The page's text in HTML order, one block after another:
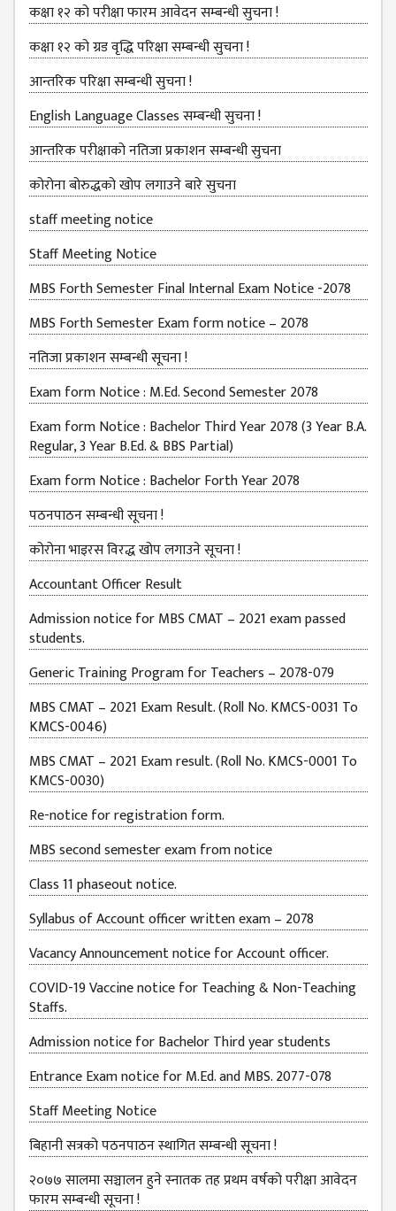
SEMESTERS
MBS SECOND
SEMESTERS
MBS THIRD
SEMESTERS
MBS FOURTH
SEMESTERS
DOWNLOAD
PROJECTED FOR
STUDENTS
CLASS ROUTINE
EXAM ROUTINE
ADMISSION
FORMS
EXAMINATION
FORMS
QUESTIONNAIRE
SCHOLARSHIP
GUIDELINES
OTHERS FORM
DETAILS
KMC OFFICIAL
REPORTS
ENROLLMENT
TREND
ANALYSES
KMC
GRADUATED
STUDENT
ENROLLMENT
BUDGETS
EMIS 2082-83
DOCUMENTS
NEWS &
EVENT
KMC
EVENT
CALENDAR
KMC
ACADEMIC
CALENDAR
CAREERS
COUNSELING
INTERNSHIP
कक्षा १२ को परीक्षा फारम आवेदन सम्बन्धी सुचना !
कक्षा १२ को ग्रड वृद्धि परिक्षा सम्बन्धी सुचना !
आन्तरिक परिक्षा सम्बन्धी सुचना !
English Language Classes सम्बन्धी सुचना !
आन्तरिक परीक्षाको नतिजा प्रकाशन सम्बन्धी सुचना
कोरोना बोरुद्धको खोप लगाउने बारे सुचना
staff meeting notice
Staff Meeting Notice
MBS Forth Semester Final Internal Exam Notice -2078
MBS Forth Semester Exam form notice – 2078
नतिजा प्रकाशन सम्बन्धी सूचना !
Exam form Notice : M.Ed. Second Semester 2078
Exam form Notice : Bachelor Third Year 2078 (3 Year B.A.
Regular, 3 Year B.Ed. & BBS Partial)
Exam form Notice : Bachelor Forth Year 2078
पठनपाठन सम्बन्धी सूचना !
कोरोना भाइरस विरद्ध खोप लगाउने सूचना !
Accountant Officer Result
Admission notice for MBS CMAT – 2021 exam passed
students.
Generic Training Program for Teachers – 2078-079
MBS CMAT – 2021 Exam Result. (Roll No. KMCS-0031 To
KMCS-0046)
MBS CMAT – 2021 Exam result. (Roll No. KMCS-0001 To
KMCS-0030)
Re-notice for registration form.
MBS second semester exam from notice
Class 11 phaseout notice.
Syllabus of Account officer written exam – 2078
Vacancy Announcement notice for Account officer.
COVID-19 Vaccine notice for Teaching & Non-Teaching
Staffs.
Admission notice for Bachelor Third year students
Entrance Exam notice for M.Ed. and MBS. 2077-078
Staff Meeting Notice
बिहानी सत्रको पठनपाठन स्थागित सम्बन्धी सूचना !
२०७७ सालमा सञ्चालन हुने स्नातक तह प्रथम वर्षको परीक्षा आवेदन
फारम सम्बन्धी सूचना !